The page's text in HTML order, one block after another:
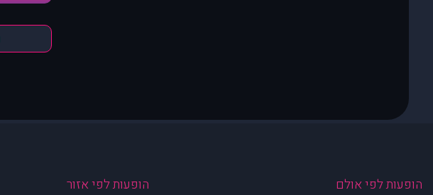
הופעות לפי אולם הופעות לפי אזור